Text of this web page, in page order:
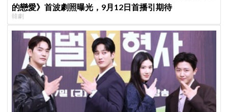
的戀愛》首波劇照曝光，9月12日首播引期待
韓劇